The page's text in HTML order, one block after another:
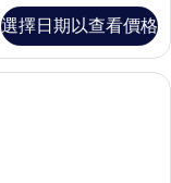
選擇日期以查看價格
你吧、客房內保險箱、書